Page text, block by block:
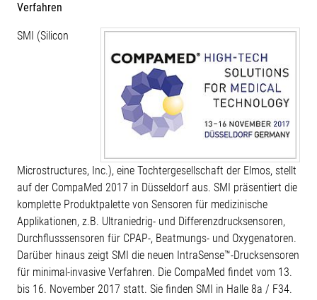
Verfahren
SMI (Silicon
Microstructures, Inc.), eine Tochtergesellschaft der Elmos, stellt
auf der CompaMed 2017 in Düsseldorf aus. SMI präsentiert die
komplette Produktpalette von Sensoren für medizinische
Applikationen, z.B. Ultraniedrig- und Differenzdrucksensoren,
Durchflusssensoren für CPAP-, Beatmungs- und Oxygenatoren.
Darüber hinaus zeigt SMI die neuen IntraSense™-Drucksensoren
für minimal-invasive Verfahren. Die CompaMed findet vom 13.
bis 16. November 2017 statt. Sie finden SMI in Halle 8a / F34.